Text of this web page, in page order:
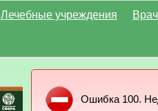
Лечебные учреждения
Ошибка 100.